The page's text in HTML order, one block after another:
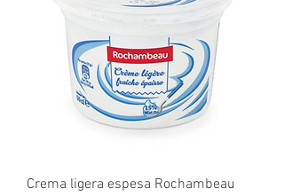
Crema ligera espesa Rochambeau